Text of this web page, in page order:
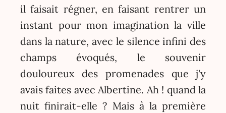
il faisait régner, en faisant rentrer un
instant pour mon imagination la ville
dans la nature, avec le silence infini des
champs évoqués, le souvenir
douloureux des promenades que j'y
avais faites avec Albertine. Ah ! quand la
nuit finirait-elle ? Mais à la première